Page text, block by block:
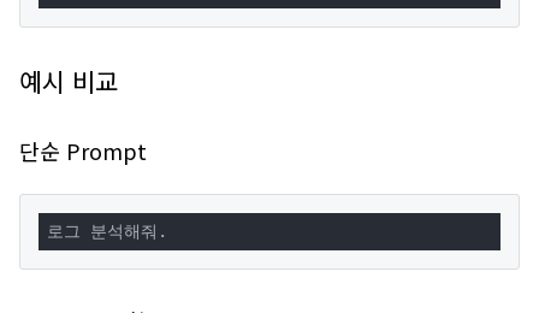
예시 비교
단순 Prompt
로그 분석해줘.